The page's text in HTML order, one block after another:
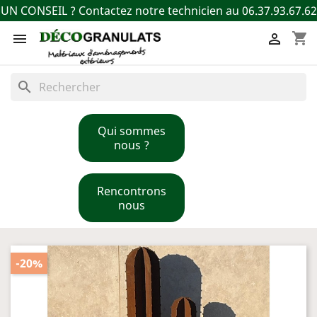
UN CONSEIL ? Contactez notre technicien au 06.37.93.67.62
 shopping_cart

search
Qui sommes
nous ?
Rencontrons
nous
-20%